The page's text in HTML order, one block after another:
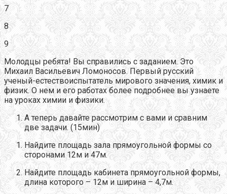
7
8
9
Молодцы ребята! Вы справились с заданием. Это
Михаил Васильевич Ломоносов. Первый русский
ученый-естествоиспытатель мирового значения, химик и
физик. О нем и его работах более подробнее вы узнаете
на уроках химии и физики.
А теперь давайте рассмотрим с вами и сравним
две задачи. (15мин)
Найдите площадь зала прямоугольной формы со
сторонами 12м и 47м.
Найдите площадь кабинета прямоугольной формы,
длина которого – 12м и ширина – 4,7м.